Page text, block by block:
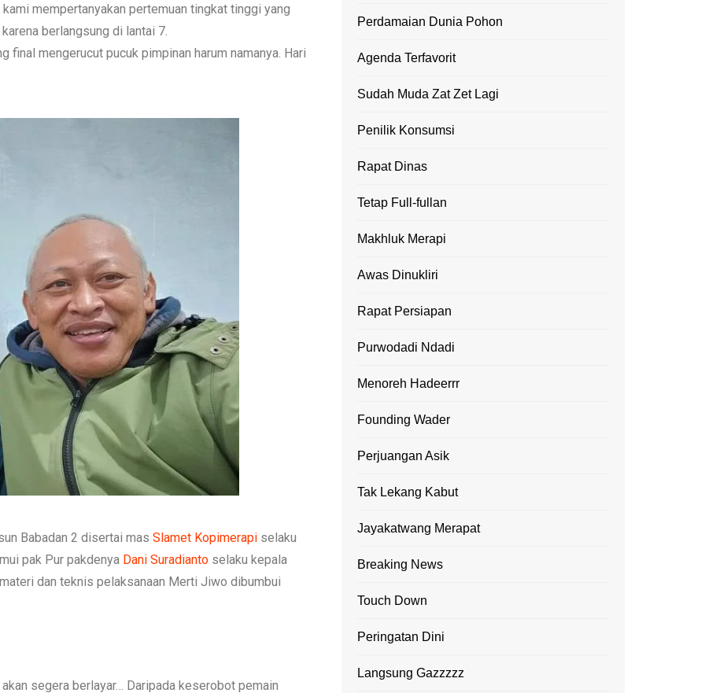
mempertanyakan pertemuan tingkat tinggi yang
berlangsung di lantai 7.
final mengerucut pucuk pimpinan harum namanya. Hari
Babadan 2 disertai mas Slamet Kopimerapi selaku
pak Pur pakdenya Dani Suradianto selaku kepala
dan teknis pelaksanaan Merti Jiwo dibumbui
segera berlayar… Daripada keserobot pemain
Perdamaian Dunia Pohon
Agenda Terfavorit
Sudah Muda Zat Zet Lagi
Penilik Konsumsi
Rapat Dinas
Tetap Full-fullan
Makhluk Merapi
Awas Dinukliri
Rapat Persiapan
Purwodadi Ndadi
Menoreh Hadeerrr
Founding Wader
Perjuangan Asik
Tak Lekang Kabut
Jayakatwang Merapat
Breaking News
Touch Down
Peringatan Dini
Langsung Gazzzzz